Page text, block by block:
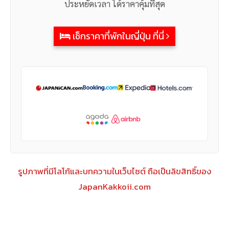
ประหยัดเวลา ได้ราคาคุ้มที่สุด
เช็กราคาที่พักในญี่ปุ่น ที่นี่
รูปภาพที่มีโลโก้และบทความในเว็บไซต์ ถือเป็นลิขสิทธิ์ของ
JapanKakkoii.com